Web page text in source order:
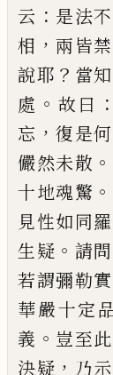
云 ： 是法
相 ，兩皆
說耶 ？ 當
處 。 故曰 ：
忘 ，復是何
儼然未散 。
十地魂驚 。
見性如同
生疑 。 請
若謂彌勒
華嚴十定
義 。 豈至
決疑 ， 乃